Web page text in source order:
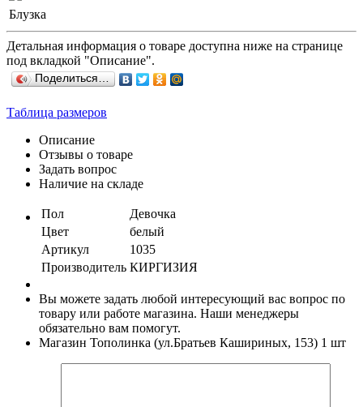
Блузка
Детальная информация о товаре доступна ниже на странице
под вкладкой "Описание".
Поделиться…
Таблица размеров
Описание
Отзывы о товаре
Задать вопрос
Наличие на складе
Пол
Девочка
Цвет
белый
Артикул
1035
Производитель КИРГИЗИЯ
Вы можете задать любой интересующий вас вопрос по
товару или работе магазина. Наши менеджеры
обязательно вам помогут.
Магазин Тополинка (ул.Братьев Кашириных, 153) 1 шт